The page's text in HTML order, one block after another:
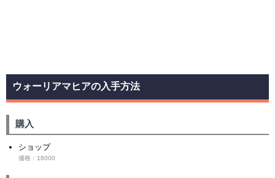
ウォーリアマヒアの入手方法
購入
ショップ
価格：18000